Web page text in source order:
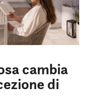
cambia
di